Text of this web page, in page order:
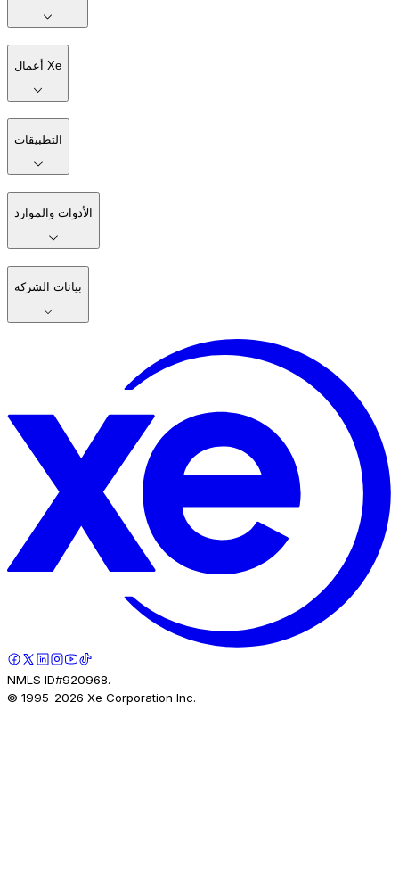
أعمال Xe
التطبيقات
الأدوات والموارد
بيانات الشركة
NMLS ID#920968.
© 1995-2026 Xe Corporation Inc.